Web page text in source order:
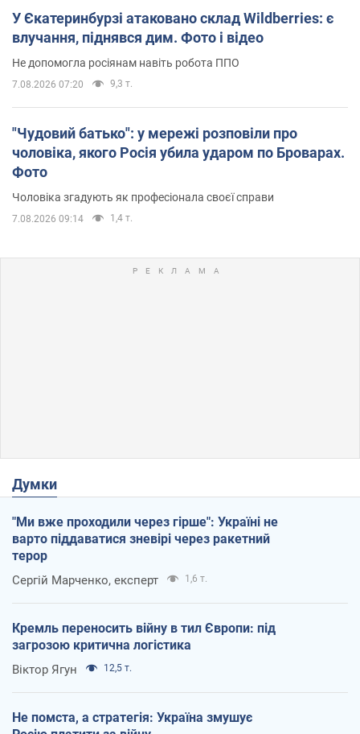
У Єкатеринбурзі атаковано склад Wildberries: є
влучання, піднявся дим. Фото і відео
Не допомогла росіянам навіть робота ППО
7.08.2026 07:20 9,3 т.
"Чудовий батько": у мережі розповіли про
чоловіка, якого Росія убила ударом по Броварах.
Фото
Чоловіка згадують як професіонала своєї справи
7.08.2026 09:14 1,4 т.
Думки
"Ми вже проходили через гірше": Україні не
варто піддаватися зневірі через ракетний
терор
Сергій Марченко, експерт 1,6 т.
Кремль переносить війну в тил Європи: під
загрозою критична логістика
Віктор Ягун 12,5 т.
Не помста, а стратегія: Україна змушує